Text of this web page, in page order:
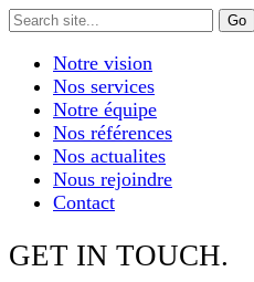
Notre vision
Nos services
Notre équipe
Nos références
Nos actualites
Nous rejoindre
Contact
GET IN TOUCH.